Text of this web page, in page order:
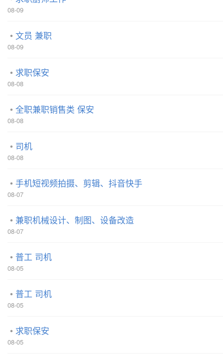
08-09
文员 兼职
08-09
求职保安
08-08
全职兼职销售类 保安
08-08
司机
08-08
手机短视频拍摄、剪辑、抖音快手
08-07
兼职机械设计、制图、设备改造
08-07
普工 司机
08-05
普工 司机
08-05
求职保安
08-05